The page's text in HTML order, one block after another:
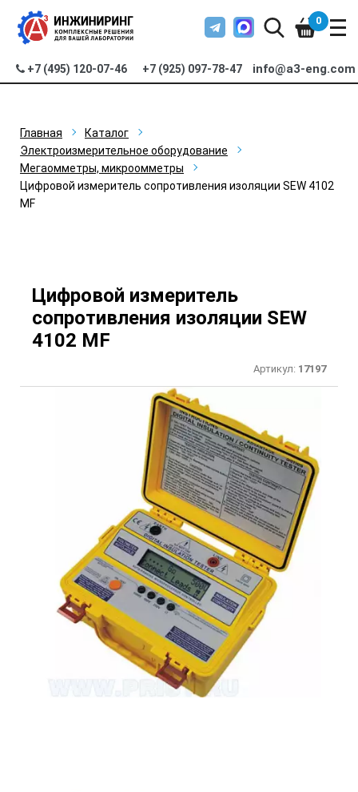
+7 (495) 120-07-46 +7 (925) 097-78-47 info@a3-eng.com
0
Главная
Каталог
Электроизмерительное оборудование
Мегаомметры, микроомметры
Цифровой измеритель сопротивления изоляции SEW 4102
MF
Цифровой измеритель
сопротивления изоляции SEW
4102 MF
Артикул: 17197